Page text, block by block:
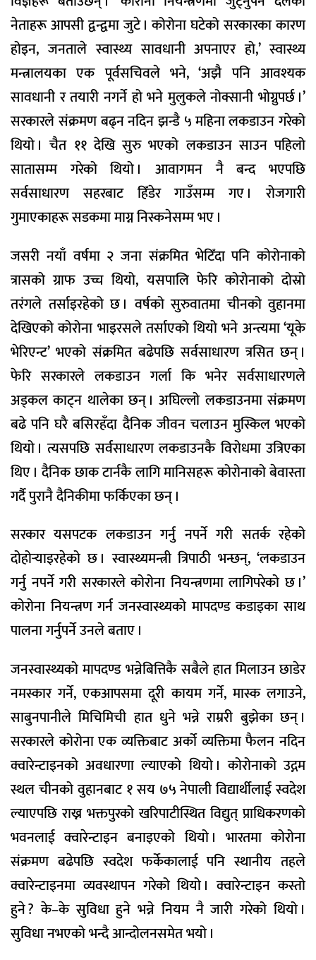
नेताहरू आपसी द्वन्द्वमा जुटे । कोरोना घटेको सरकारका कारण
होइन, जनताले स्वास्थ्य सावधानी अपनाएर हो,’ स्वास्थ्य
मन्त्रालयका एक पूर्वसचिवले भने, ‘अझै पनि आवश्यक
सावधानी र तयारी नगर्ने हो भने मुलुकले नोक्सानी भोग्नुपर्छ ।’
सरकारले संक्रमण बढ्न नदिन झन्डै ५ महिना लकडाउन गरेको
थियो । चैत ११ देखि सुरु भएको लकडाउन साउन पहिलो
सातासम्म गरेको थियो । आवागमन नै बन्द भएपछि
सर्वसाधारण सहरबाट हिँडेर गाउँसम्म गए । रोजगारी
गुमाएकाहरू सडकमा माग्न निस्कनेसम्म भए ।
जसरी नयाँ वर्षमा २ जना संक्रमित भेटिँदा पनि कोरोनाको
त्रासको ग्राफ उच्च थियो, यसपालि फेरि कोरोनाको दोस्रो
तरंगले तर्साइरहेको छ । वर्षको सुरुवातमा चीनको वुहानमा
देखिएको कोरोना भाइरसले तर्साएको थियो भने अन्त्यमा ‘यूके
भेरिएन्ट’ भएको संक्रमित बढेपछि सर्वसाधारण त्रसित छन् ।
फेरि सरकारले लकडाउन गर्ला कि भनेर सर्वसाधारणले
अड्कल काट्न थालेका छन् । अघिल्लो लकडाउनमा संक्रमण
बढे पनि घरै बसिरहँदा दैनिक जीवन चलाउन मुस्किल भएको
थियो । त्यसपछि सर्वसाधारण लकडाउनकै विरोधमा उत्रिएका
थिए । दैनिक छाक टार्नकै लागि मानिसहरू कोरोनाको बेवास्ता
गर्दै पुरानै दैनिकीमा फर्किएका छन् ।
सरकार यसपटक लकडाउन गर्नु नपर्ने गरी सतर्क रहेको
दोहोर्‍याइरहेको छ । स्वास्थ्यमन्त्री त्रिपाठी भन्छन्, ‘लकडाउन
गर्नु नपर्ने गरी सरकारले कोरोना नियन्त्रणमा लागिपरेको छ ।’
कोरोना नियन्त्रण गर्न जनस्वास्थ्यको मापदण्ड कडाइका साथ
पालना गर्नुपर्ने उनले बताए ।
जनस्वास्थ्यको मापदण्ड भन्नेबित्तिकै सबैले हात मिलाउन छाडेर
नमस्कार गर्ने, एकआपसमा दूरी कायम गर्ने, मास्क लगाउने,
साबुनपानीले मिचिमिची हात धुने भन्ने राम्ररी बुझेका छन् ।
सरकारले कोरोना एक व्यक्तिबाट अर्को व्यक्तिमा फैलन नदिन
क्वारेन्टाइनको अवधारणा ल्याएको थियो । कोरोनाको उद्गम
स्थल चीनको वुहानबाट १ सय ७५ नेपाली विद्यार्थीलाई स्वदेश
ल्याएपछि राख्न भक्तपुरको खरिपाटीस्थित विद्युत् प्राधिकरणको
भवनलाई क्वारेन्टाइन बनाइएको थियो । भारतमा कोरोना
संक्रमण बढेपछि स्वदेश फर्केकालाई पनि स्थानीय तहले
क्वारेन्टाइनमा व्यवस्थापन गरेको थियो । क्वारेन्टाइन कस्तो
हुने ? के–के सुविधा हुने भन्ने नियम नै जारी गरेको थियो ।
सुविधा नभएको भन्दै आन्दोलनसमेत भयो ।